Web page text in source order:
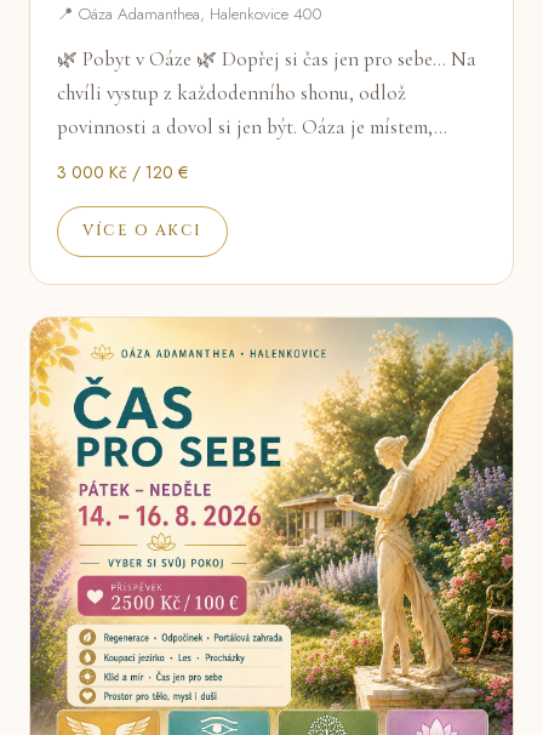
📍 Oáza Adamanthea, Halenkovice 400
🌿 Pobyt v Oáze 🌿 Dopřej si čas jen pro sebe... Na
chvíli vystup z každodenního shonu, odlož
povinnosti a dovol si jen být. Oáza je místem,…
3 000 Kč / 120 €
VÍCE O AKCI